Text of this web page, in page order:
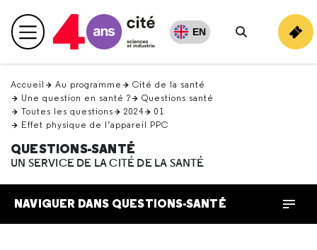
en
haut Menu principal EN
Rechercher
Accueil Au programme
Cité de la santé
Une question en santé ?
Questions santé
Toutes les questions
2024
01
Effet physique de l’appareil PPC
QUESTIONS-SANTÉ
UN SERVICE DE LA CITÉ DE LA SANTÉ
NAVIGUER DANS QUESTIONS-SANTÉ